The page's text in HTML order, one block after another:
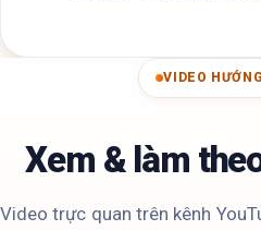
VIDEO
Xem & làm
Video trực quan trên kênh